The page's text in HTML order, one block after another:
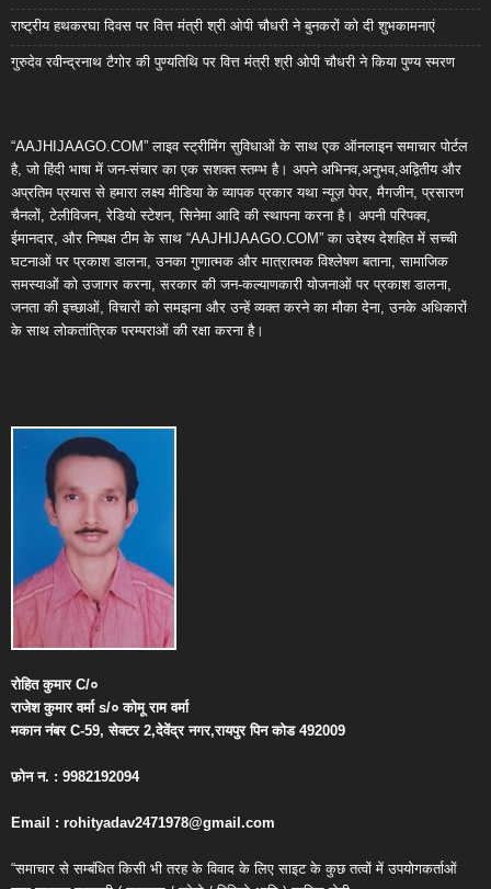
राष्ट्रीय हथकरघा दिवस पर वित्त मंत्री श्री ओपी चौधरी ने बुनकरों को दी शुभकामनाएं
गुरुदेव रवीन्द्रनाथ टैगोर की पुण्यतिथि पर वित्त मंत्री श्री ओपी चौधरी ने किया पुण्य स्मरण
“AAJHIJAAGO.COM” लाइव स्ट्रीमिंग सुविधाओं के साथ एक ऑनलाइन समाचार पोर्टल
है, जो हिंदी भाषा में जन-संचार का एक सशक्त स्तम्भ है। अपने अभिनव,अनुभव,अद्वितीय और
अप्रतिम प्रयास से हमारा लक्ष्य मीडिया के व्यापक प्रकार यथा न्यूज़ पेपर, मैगजीन, प्रसारण
चैनलों, टेलीविजन, रेडियो स्टेशन, सिनेमा आदि की स्थापना करना है। अपनी परिपक्व,
ईमानदार, और निष्पक्ष टीम के साथ “AAJHIJAAGO.COM” का उद्देश्य देशहित में सच्ची
घटनाओं पर प्रकाश डालना, उनका गुणात्मक और मात्रात्मक विश्लेषण बताना, सामाजिक
समस्याओं को उजागर करना, सरकार की जन-कल्याणकारी योजनाओं पर प्रकाश डालना,
जनता की इच्छाओं, विचारों को समझना और उन्हें व्यक्त करने का मौका देना, उनके अधिकारों
के साथ लोकतांत्रिक परम्पराओं की रक्षा करना है।
रोहित कुमारC/०
राजेश कुमार वर्माs/० कोमू राम वर्मा
मकान नंबरC-59,सेक्टर2,देवेंद्र नगर,रायपुर पिन कोड492009
फ़ोन न. : 9982192094
Email : rohityadav2471978@gmail.com
“समाचार से सम्बंधित किसी भी तरह के विवाद के लिए साइट के कुछ तत्वों में उपयोगकर्ताओं